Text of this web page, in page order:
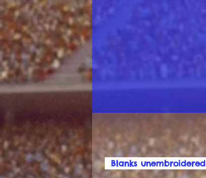
Blanks unembroidered